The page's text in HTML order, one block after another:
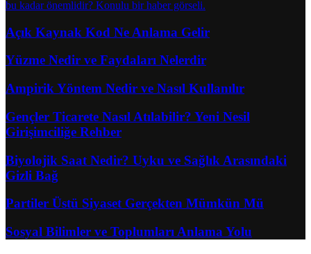
Açık Kaynak Kod Ne Anlama Gelir
Yüzme Nedir ve Faydaları Nelerdir
Ampirik Yöntem Nedir ve Nasıl Kullanılır
Gençler Ticarete Nasıl Atılabilir? Yeni Nesil
Girişimciliğe Rehber
Biyolojik Saat Nedir? Uyku ve Sağlık Arasındaki
Gizli Bağ
Partiler Üstü Siyaset Gerçekten Mümkün Mü
Sosyal Bilimler ve Toplumları Anlama Yolu